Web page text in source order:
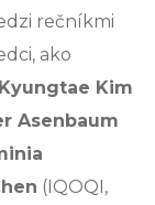
rečníkmi
ako
Kyungtae Kim
Asenbaum
(IQOQI,